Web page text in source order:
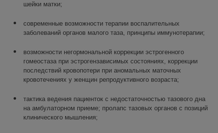
шейки матки;
современные возможности терапии воспалительных
заболеваний органов малого таза, принципы иммунотерапии;
возможности негормональной коррекции эстрогенного
гомеостаза при эстрогензависимых состояниях, коррекции
последствий кровопотери при аномальных маточных
кровотечениях у женщин репродуктивного возраста;
тактика ведения пациенток с недостаточностью тазового дна
на амбулаторном приеме; пролапс тазовых органов с позиций
клинического мышления;